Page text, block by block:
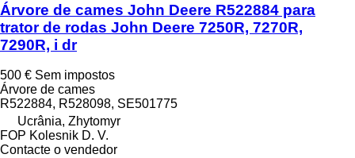
Árvore de cames John Deere R522884 para
trator de rodas John Deere 7250R, 7270R,
7290R, i dr
500 € Sem impostos
Árvore de cames
R522884, R528098, SE501775
Ucrânia, Zhytomyr
FOP Kolesnik D. V.
Contacte o vendedor